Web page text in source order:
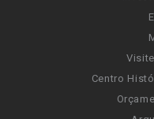
Centro